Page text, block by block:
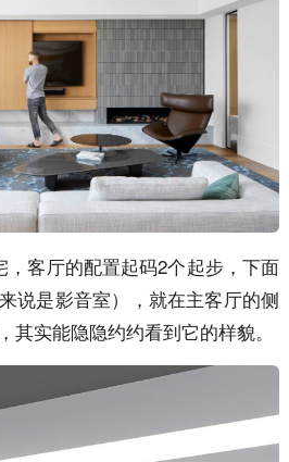
，客厅的配置起码2个起步，下面
说是影音室），就在主客厅的侧
其实能隐隐约约看到它的样貌。